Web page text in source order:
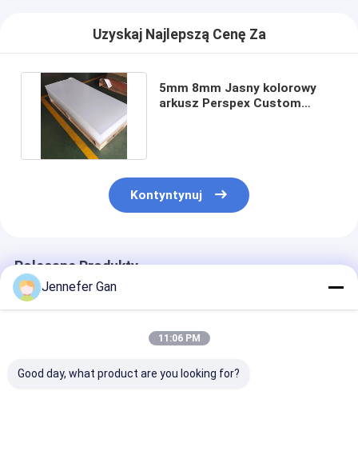
Uzyskaj Najlepszą Cenę Za
5mm 8mm Jasny kolorowy
arkusz Perspex Custom
Kontyntynuj
Polecane Produkty
Jennefer Gan
11:06 PM
Good day, what product are you looking for?